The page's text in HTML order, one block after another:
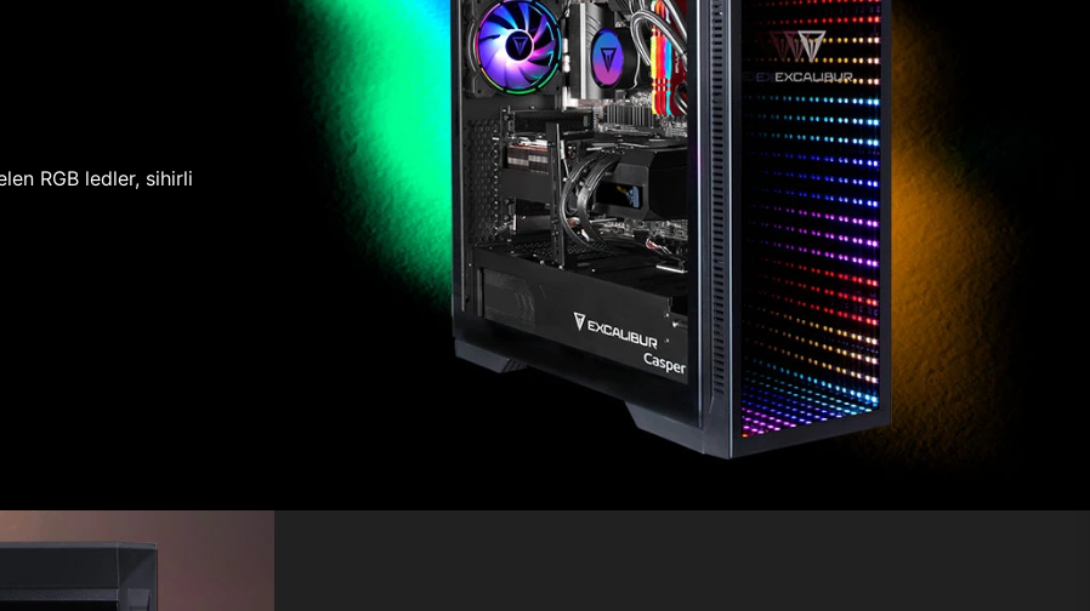
RGB ledler, sihirli